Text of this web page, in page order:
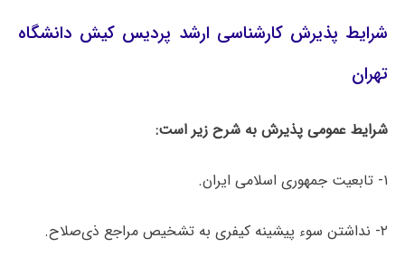
شرایط پذیرش کارشناسی ارشد پردیس کیش دانشگاه
تهران
شرایط عمومی پذیرش به شرح زیر است:
۱- تابعیت جمهوری اسلامی ایران.
۲- نداشتن سوء پیشینه کیفری به تشخیص مراجع ذی‌صلاح.